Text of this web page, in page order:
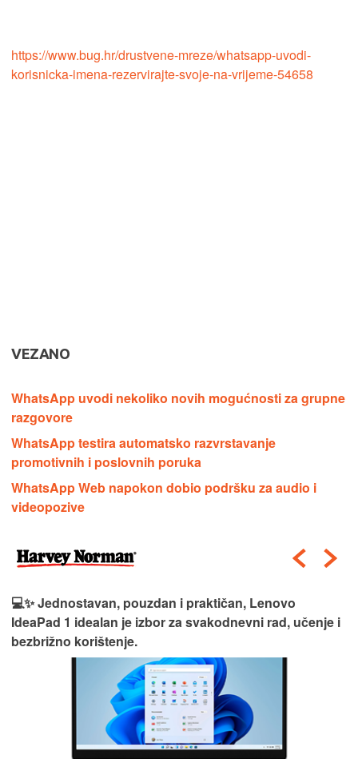
https://www.bug.hr/drustvene-mreze/whatsapp-uvodi-
korisnicka-imena-rezervirajte-svoje-na-vrijeme-54658
VEZANO
WhatsApp uvodi nekoliko novih mogućnosti za grupne
razgovore
WhatsApp testira automatsko razvrstavanje
promotivnih i poslovnih poruka
WhatsApp Web napokon dobio podršku za audio i
videopozive
💻✨ Jednostavan, pouzdan i praktičan, Lenovo
IdeaPad 1 idealan je izbor za svakodnevni rad, učenje i
bezbrižno korištenje.